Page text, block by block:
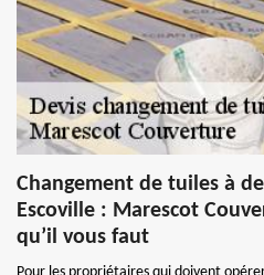
Changement de tuiles à
Escoville : Marescot
qu’il vous faut